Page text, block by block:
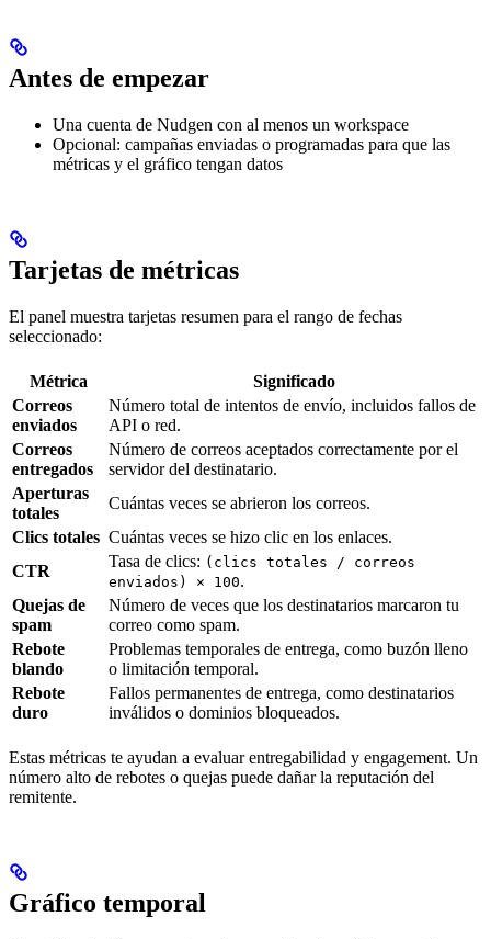
Antes de empezar
Una cuenta de Nudgen con al menos un workspace
Opcional: campañas enviadas o programadas para que las
métricas y el gráfico tengan datos
Tarjetas de métricas
El panel muestra tarjetas resumen para el rango de fechas
seleccionado:
Métrica
Significado
Correos
enviados
Número total de intentos de envío, incluidos fallos de
API o red.
Correos
entregados
Número de correos aceptados correctamente por el
servidor del destinatario.
Aperturas
totales
Cuántas veces se abrieron los correos.
Clics totales Cuántas veces se hizo clic en los enlaces.
CTR
Tasa de clics: (clics totales / correos
enviados) × 100.
Quejas de
spam
Número de veces que los destinatarios marcaron tu
correo como spam.
Rebote
blando
Problemas temporales de entrega, como buzón lleno
o limitación temporal.
Rebote
duro
Fallos permanentes de entrega, como destinatarios
inválidos o dominios bloqueados.
Estas métricas te ayudan a evaluar entregabilidad y engagement. Un
número alto de rebotes o quejas puede dañar la reputación del
remitente.
Gráfico temporal